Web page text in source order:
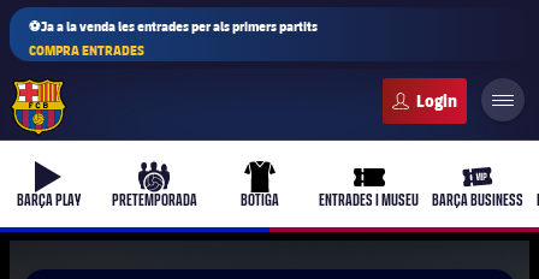
⚽Ja a la venda les entrades per als primers partits
COMPRA ENTRADES
b-play
BARÇA PLAY
culers-ball
PRETEMPORADA
uniform
BOTIGA
ticket-full
ENTRADES I MUSEU
ticket-
BARÇA BUSINESS